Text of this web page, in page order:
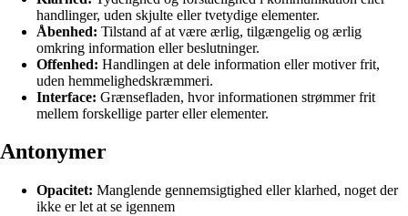
handlinger, uden skjulte eller tvetydige elementer.
Åbenhed: Tilstand af at være ærlig, tilgængelig og ærlig
omkring information eller beslutninger.
Offenhed: Handlingen at dele information eller motiver frit,
uden hemmelighedskræmmeri.
Interface: Grænsefladen, hvor informationen strømmer frit
mellem forskellige parter eller elementer.
Antonymer
Opacitet: Manglende gennemsigtighed eller klarhed, noget der
ikke er let at se igennem